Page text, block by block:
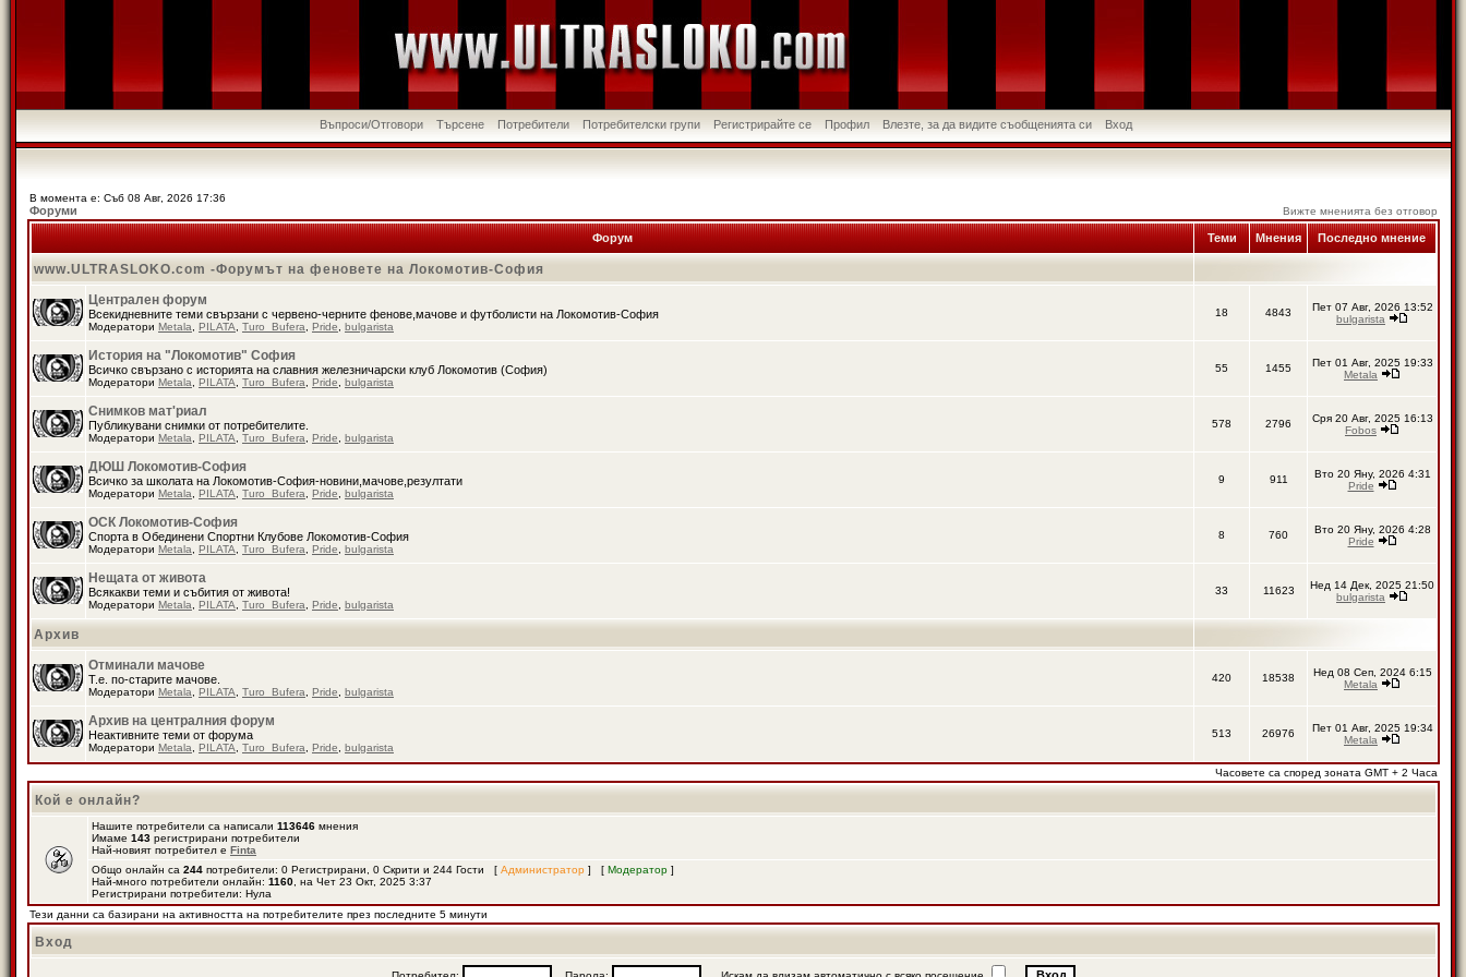
Въпроси/Отговори Търсене Потребители Потребителски групи Регистрирайте се Профил Влезте, за да видите съобщенията си Вход
В момента е: Съб 08 Авг, 2026 17:36
Форуми Вижте мненията без отговор
Форум Теми Мнения Последно мнение
www.ULTRASLOKO.com -Форумът на феновете на Локомотив-София
Централен форум
Всекидневните теми свързани с червено-черните фенове,мачове и футболисти на Локомотив-София
Модератори Metala PILATA Turo_Bufera Pride bulgarista
18 4843
Пет 07 Авг, 2026 13:52
bulgarista
История на "Локомотив" София
Всичко свързано с историята на славния железничарски клуб Локомотив (София)
Модератори Metala PILATA Turo_Bufera Pride bulgarista
55 1455
Пет 01 Авг, 2025 19:33
Metala
Снимков мат'риал
Публикувани снимки от потребителите.
Модератори Metala PILATA Turo_Bufera Pride bulgarista
578 2796
Сря 20 Авг, 2025 16:13
Fobos
ДЮШ Локомотив-София
Всичко за школата на Локомотив-София-новини,мачове,резултати
Модератори Metala PILATA Turo_Bufera Pride bulgarista
9 911
Вто 20 Яну, 2026 4:31
Pride
ОСК Локомотив-София
Спорта в Обединени Спортни Клубове Локомотив-София
Модератори Metala PILATA Turo_Bufera Pride bulgarista
8 760
Вто 20 Яну, 2026 4:28
Pride
Нещата от живота
Всякакви теми и събития от живота!
Модератори Metala PILATA Turo_Bufera Pride bulgarista
33 11623
Нед 14 Дек, 2025 21:50
bulgarista
Архив
Отминали мачове
Т.е. по-старите мачове.
Модератори Metala PILATA Turo_Bufera Pride bulgarista
420 18538
Нед 08 Сеп, 2024 6:15
Metala
Архив на централния форум
Неактивните теми от форума
Модератори Metala PILATA Turo_Bufera Pride bulgarista
513 26976
Пет 01 Авг, 2025 19:34
Metala
Часовете са според зоната GMT + 2 Часа
Кой е онлайн?
Нашите потребители са написали 113646 мнения
Имаме 143 регистрирани потребители
Най-новият потребител е Finta
Общо онлайн са 244 потребители: 0 Регистрирани, 0 Скрити и 244 Гости [ Администратор ] [ Модератор ]
Най-много потребители онлайн: 1160 , на Чет 23 Окт, 2025 3:37
Регистрирани потребители: Нула
Тези данни са базирани на активността на потребителите през последните 5 минути
Вход